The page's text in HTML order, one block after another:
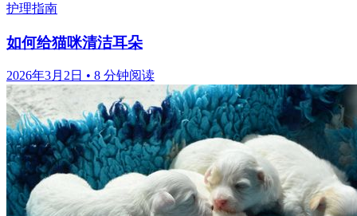
护理指南
如何给猫咪清洁耳朵
2026年3月2日 • 8 分钟阅读